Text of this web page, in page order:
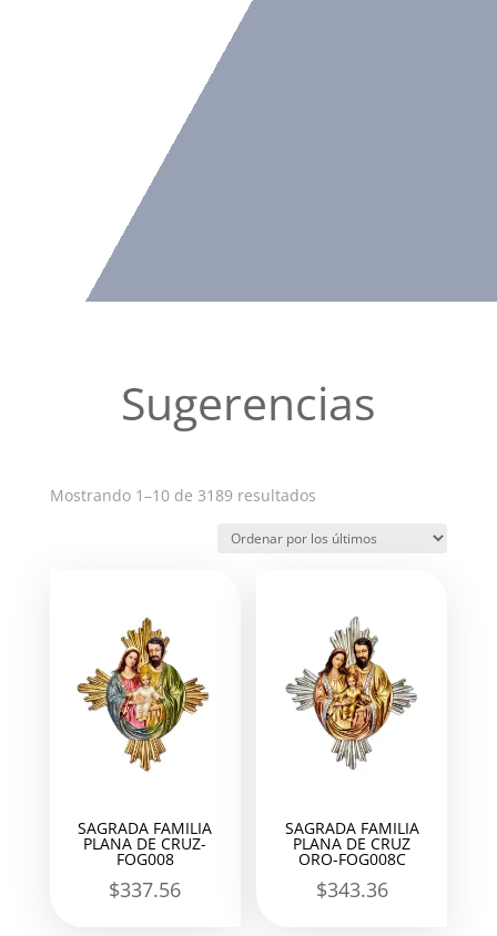
Sugerencias
Mostrando 1–10 de 3189 resultadosOrdenado
los
SAGRADA FAMILIA
PLANA DE CRUZ-
FOG008
$337.56
SAGRADA FAMILIA
PLANA DE CRUZ
ORO-FOG008C
$343.36